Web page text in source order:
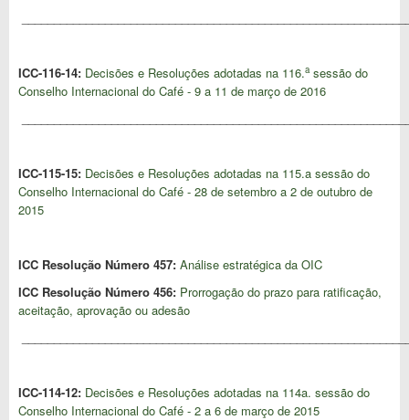
ICC-116-14: Decisões e Resoluções adotadas na 116.asessão do
Conselho Internacional do Café - 9 a 11 de março de 2016
ICC-115-15: Decisões e Resoluções adotadas na 115.a sessão do
Conselho Internacional do Café - 28 de setembro a 2 de outubro de
2015
ICC Resolução Número 457: Análise estratégica da OIC
ICC Resolução Número 456: Prorrogação do prazo para ratificação,
aceitação, aprovação ou adesão
ICC-114-12: Decisões e Resoluções adotadas na 114a. sessão do
Conselho Internacional do Café - 2 a 6 de março de 2015